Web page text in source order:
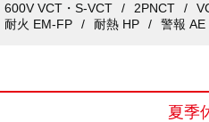
600V VCT・S-VCT
2PNCT
耐火 EM-FP
耐熱 HP 警報 AE
夏季